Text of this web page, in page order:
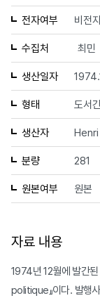
전자여부 비전
수집처 최민
생산일자
형태 도서
생산자
분량 281
원본여부 원본
자료 내용
1974년 12월에 발간
politique』이다. 발행